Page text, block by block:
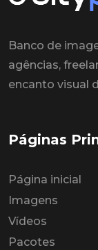
Banco de
agências,
encanto visual
Páginas
Página inicial
Imagens
Vídeos
Pacotes